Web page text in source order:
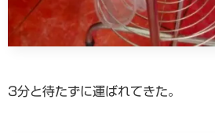
3分と待たずに運ばれてきた。